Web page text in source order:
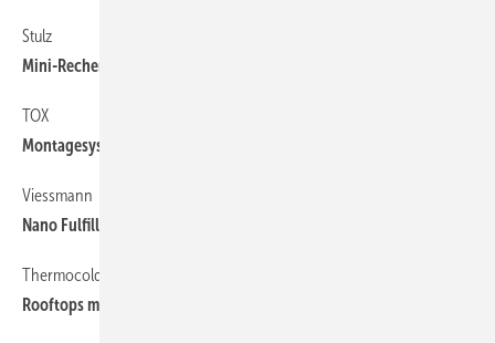
Stulz
Mini-­Rechenzentrum
TOX
Montagesysteme für gedämmte Außenwände
Viessmann
Nano Fulfillment Center
Thermocold
Rooftops mit R 454B